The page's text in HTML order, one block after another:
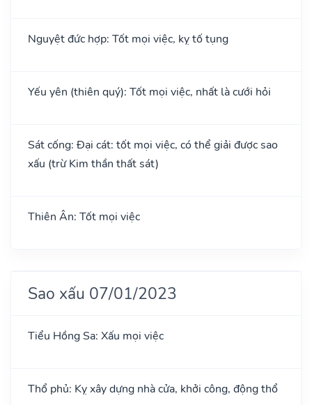
Nguyệt đức hợp: Tốt mọi việc, kỵ tố tụng
Yếu yên (thiên quý): Tốt mọi việc, nhất là cưới hỏi
Sát cống: Đại cát: tốt mọi việc, có thể giải được sao
xấu (trừ Kim thần thất sát)
Thiên Ân: Tốt mọi việc
Sao xấu 07/01/2023
Tiểu Hồng Sa: Xấu mọi việc
Thổ phủ: Kỵ xây dựng nhà cửa, khởi công, động thổ